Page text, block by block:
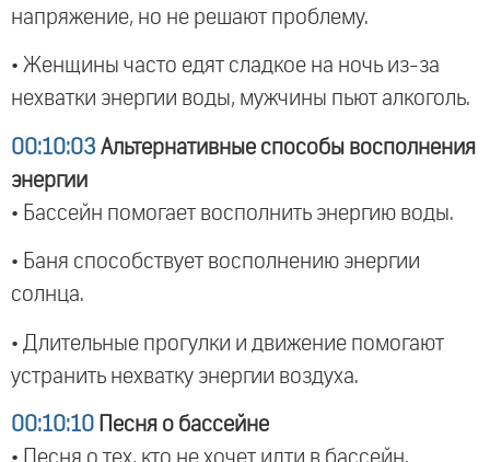
напряжение, но не решают проблему.
• Женщины часто едят сладкое на ночь из-за
нехватки энергии воды, мужчины пьют алкоголь.
00:10:03 Альтернативные способы восполнения
энергии
• Бассейн помогает восполнить энергию воды.
• Баня способствует восполнению энергии
солнца.
• Длительные прогулки и движение помогают
устранить нехватку энергии воздуха.
00:10:10 Песня о бассейне
• Песня о тех, кто не хочет идти в бассейн.